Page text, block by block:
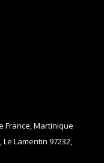
France, Martinique
Lamentin 97232,